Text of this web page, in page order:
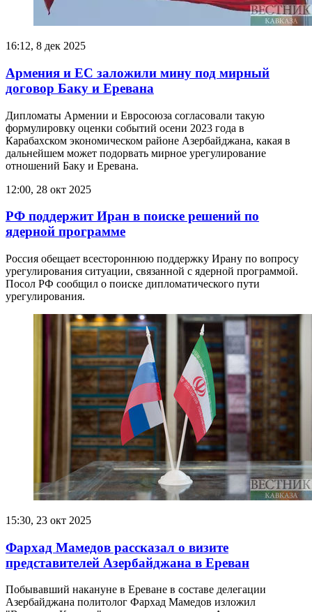
16:12, 8 дек 2025
Армения и ЕС заложили мину под мирный
договор Баку и Еревана
Дипломаты Армении и Евросоюза согласовали такую
формулировку оценки событий осени 2023 года в
Карабахском экономическом районе Азербайджана, какая в
дальнейшем может подорвать мирное урегулирование
отношений Баку и Еревана.
12:00, 28 окт 2025
РФ поддержит Иран в поиске решений по
ядерной программе
Россия обещает всестороннюю поддержку Ирану по вопросу
урегулирования ситуации, связанной с ядерной программой.
Посол РФ сообщил о поиске дипломатического пути
урегулирования.
15:30, 23 окт 2025
Фархад Мамедов рассказал о визите
представителей Азербайджана в Ереван
Побывавший накануне в Ереване в составе делегации
Азербайджана политолог Фархад Мамедов изложил